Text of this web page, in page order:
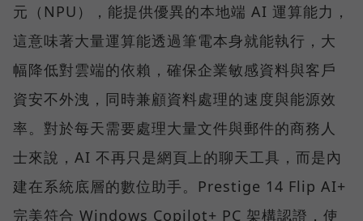
元（NPU），能提供優異的本地端 AI 運算能力，
這意味著大量運算能透過筆電本身就能執行，大
幅降低對雲端的依賴，確保企業敏感資料與客戶
資安不外洩，同時兼顧資料處理的速度與能源效
率。對於每天需要處理大量文件與郵件的商務人
士來說，AI 不再只是網頁上的聊天工具，而是內
建在系統底層的數位助手。Prestige 14 Flip AI+
完美符合 Windows Copilot+ PC 架構認證，使